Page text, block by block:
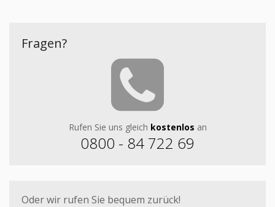
Fragen?
Rufen Sie uns gleich kostenlos an
0800 - 84 722 69
Oder wir rufen Sie bequem zurück!